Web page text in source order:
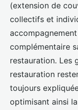
(extension de
collectifs et
complémentaire
restauration. Les
restauration
toujours
optimisant ainsi